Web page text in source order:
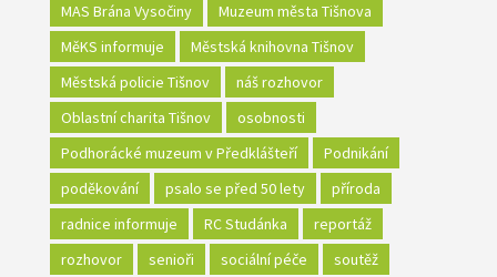
MAS Brána Vysočiny
Muzeum města Tišnova
MěKS informuje
Městská knihovna Tišnov
Městská policie Tišnov
náš rozhovor
Oblastní charita Tišnov
osobnosti
Podhorácké muzeum v Předklášteří
Podnikání
poděkování
psalo se před 50 lety
příroda
radnice informuje
RC Studánka
reportáž
rozhovor
senioři sociální péče
soutěž